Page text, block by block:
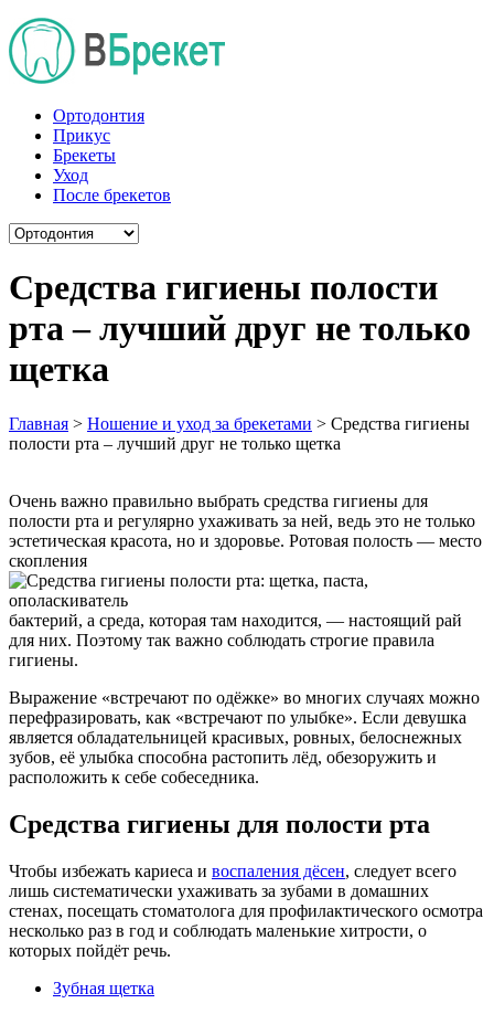
Ортодонтия
Прикус
Брекеты
Уход
После брекетов
Средства гигиены полости
рта – лучший друг не только
щетка
Главная > Ношение и уход за брекетами > Средства гигиены
полости рта – лучший друг не только щетка
Очень важно правильно выбрать средства гигиены для
полости рта и регулярно ухаживать за ней, ведь это не только
эстетическая красота, но и здоровье. Ротовая полость — место
скопления
бактерий, а среда, которая там находится, — настоящий рай
для них. Поэтому так важно соблюдать строгие правила
гигиены.
Выражение «встречают по одёжке» во многих случаях можно
перефразировать, как «встречают по улыбке». Если девушка
является обладательницей красивых, ровных, белоснежных
зубов, её улыбка способна растопить лёд, обезоружить и
расположить к себе собеседника.
Средства гигиены для полости рта
Чтобы избежать кариеса и воспаления дёсен, следует всего
лишь систематически ухаживать за зубами в домашних
стенах, посещать стоматолога для профилактического осмотра
несколько раз в год и соблюдать маленькие хитрости, о
которых пойдёт речь.
Зубная щетка